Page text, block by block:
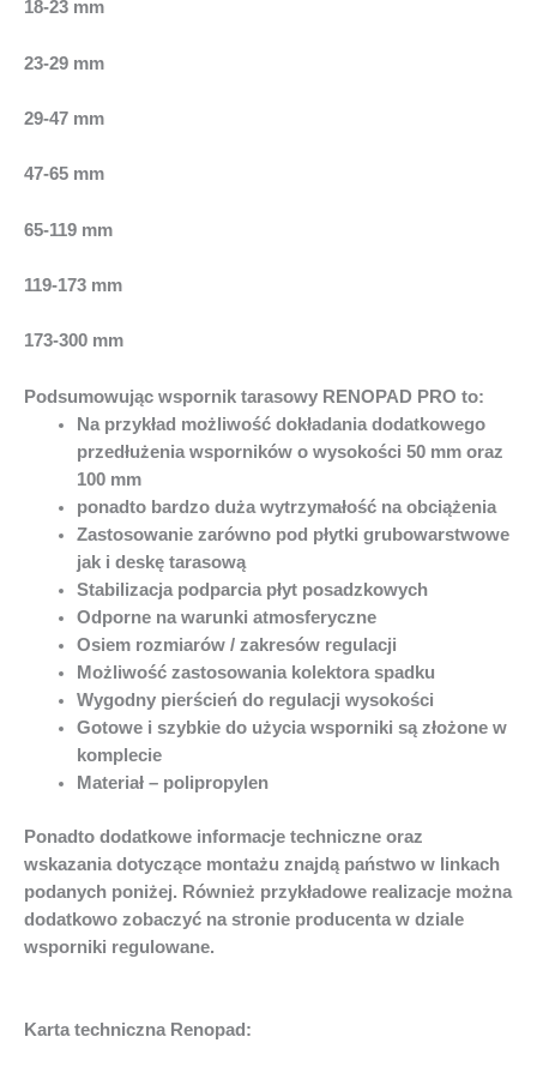
18-23 mm
23-29 mm
29-47 mm
47-65 mm
65-119 mm
119-173 mm
173-300 mm
Podsumowując wspornik tarasowy RENOPAD PRO to:
Na przykład możliwość dokładania dodatkowego
przedłużenia wsporników o wysokości 50 mm oraz
100 mm
ponadto bardzo duża wytrzymałość na obciążenia
Zastosowanie zarówno pod płytki grubowarstwowe
jak i deskę tarasową
Stabilizacja podparcia płyt posadzkowych
Odporne na warunki atmosferyczne
Osiem rozmiarów / zakresów regulacji
Możliwość zastosowania kolektora spadku
Wygodny pierścień do regulacji wysokości
Gotowe i szybkie do użycia wsporniki są złożone w
komplecie
Materiał – polipropylen
Ponadto dodatkowe informacje techniczne oraz
wskazania dotyczące montażu znajdą państwo w linkach
podanych poniżej. Również przykładowe realizacje można
dodatkowo zobaczyć na stronie producenta w dziale
wsporniki regulowane.
Karta techniczna Renopad: